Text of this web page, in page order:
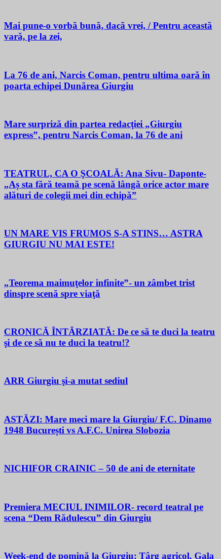
Mai pune-o vorbă bună, dacă vrei, / Pentru această
vară, pe la zei,
La 76 de ani, Narcis Coman, pentru ultima oară în
poarta echipei Dunărea Giurgiu
Mare surpriză din partea redacţiei „Giurgiu
express”, pentru Narcis Coman, la 76 de ani
TEATRUL, CA O ŞCOALĂ: Ana Sivu- Daponte-
„Aș sta fără teamă pe scenă lângă orice actor mare
alături de colegii mei din echipă”
UN MARE VIS FRUMOS S-A STINS… ASTRA
GIURGIU NU MAI ESTE!
„Teorema maimuţelor infinite”- un zâmbet trist
dinspre scenă spre viaţă
CRONICĂ ÎNTÂRZIATĂ: De ce să te duci la teatru
şi de ce să nu te duci la teatru!?
ARR Giurgiu şi-a mutat sediul
ASTĂZI: Mare meci mare la Giurgiu/ F.C. Dinamo
1948 București vs A.F.C. Unirea Slobozia
NICHIFOR CRAINIC – 50 de ani de eternitate
Premiera MECIUL INIMILOR- record teatral pe
scena “Dem Rădulescu” din Giurgiu
Week-end de pomină la Giurgiu: Târg agricol, Gala